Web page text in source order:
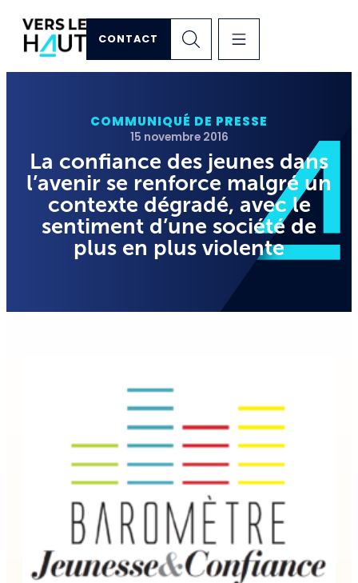
CONTACT
COMMUNIQUÉ DE PRESSE
15 novembre 2016
La confiance des jeunes dans
l’avenir se renforce malgré un
contexte dégradé, avec le
sentiment d’une société de
plus en plus violente